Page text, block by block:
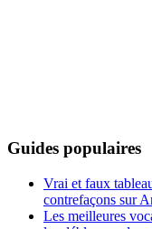
Guides populaires
Vrai et faux
contrefaçons sur
Les meilleures